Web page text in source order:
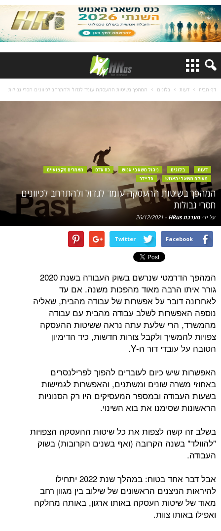
דף הבית דעות בלוגים המהפך בשיטות ההעסקה עומד לגדול ולהתרחב לכיוונים חסרי גבולות
דעות בלוגים ניהול משאבי אנוש כח אדם
מאמרים מקצועיים
מעולם משאבי האנוש
סליידר
המהפך בשיטות ההעסקה עומד לגדול ולהתרחב לכיוונים
חסרי גבולות
על ידי מערכת HRus -
26/12/2021
Facebook
Twitter
המהפך הדרמטי שנרשם בשוק העבודה בשנת 2020
גורר איתו הרבה מאוד מהפכות משנה. אם עד
לאחרונה דובר על אפשרות של עבודה מהבית, שאליה
נוספה האפשרות לשלב עבודה מהבית עם עבודה
מהמשרד, הרי שלעת עתה נראה ששיטות ההעסקה
צפויות להמשיך ולקבל צורות חדשות, כיד הדימיון
הטובה על עובדי דור ה-Y.
האפשרות שיש כיום לעובדים להפוך לפרילנסרים
באחוזי משרה שונים ומשתנים, והאפשרות לגמישות
בשעות העבודה ובמספר המעסיקים היו רק הסנוניות
הראשונות שסימנו את בוא השינוי.
בשלב זה קשה לצפות את כל שיטות ההעסקה הצפויות
"להוולד" בשנה הקרובה (ואף בשנים הקרובות) בשוק
העבודה.
אבל דבר אחד בטוח: במהלך שנת 2022 יתחילו
להיראות הניצנים הראשונים של שילוב בין מגוון רחב
מאוד של שיטות העסקה באותו ארגון, באותה מחלקה
ואפילו באותו צוות.